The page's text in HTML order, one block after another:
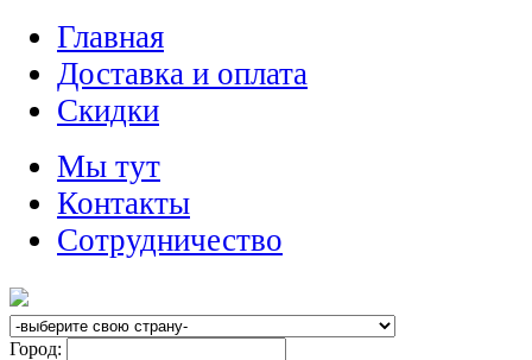
Главная
Доставка и оплата
Скидки
Мы тут
Контакты
Сотрудничество
Город: